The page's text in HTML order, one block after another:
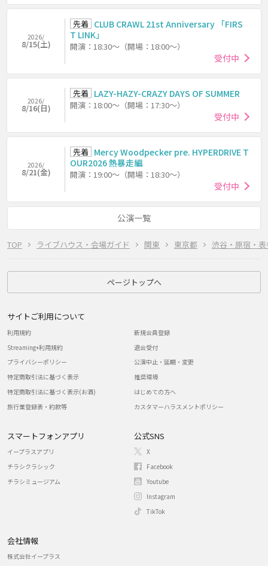
TOP ライブハウス・会場ガイド 関東 東京都 渋谷・原宿・
2026/
8/15(土)
先着 CLUB CRAWL 21st Anniversary 「FIRS
T LINK」
開演：18:30～（開場：18:00～）
受付中
2026/
8/16(日)
先着 LAZY-HAZY-CRAZY DAYS OF SUMMER
開演：18:00～（開場：17:30～）
受付中
2026/
8/21(金)
先着 Mercy Woodpecker pre. HYPERDRIVE T
OUR2026 熱暴走編
開演：19:00～（開場：18:30～）
受付中
公演一覧
ページトップへ
サイトご利用について
利用規約
Streaming+利用規約
プライバシーポリシー
特定商取引法に基づく表示
特定商取引法に基づく表示(お酒)
旅行業登録表・約款等
新規会員登録
退会受付
公演中止・延期・変更
推奨環境
はじめての方へ
カスタマーハラスメントポリシー
スマートフォンアプリ
イープラスアプリ
チラシクラシック
チラシミュージアム
公式SNS
X
Facebook
Youtube
Instagram
TikTok
会社情報
株式会社イープラス